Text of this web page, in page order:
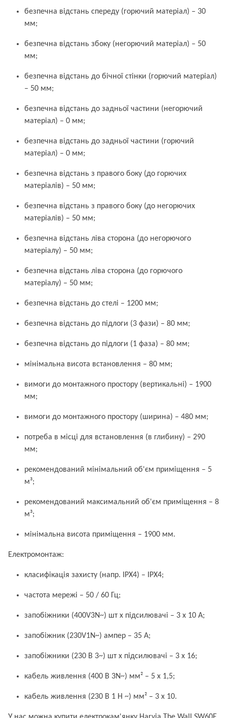
безпечна відстань спереду (горючий матеріал) – 30
мм;
безпечна відстань збоку (негорючий матеріал) – 50
мм;
безпечна відстань до бічної стінки (горючий матеріал)
– 50 мм;
безпечна відстань до задньої частини (негорючий
матеріал) – 0 мм;
безпечна відстань до задньої частини (горючий
матеріал) – 0 мм;
безпечна відстань з правого боку (до горючих
матеріалів) – 50 мм;
безпечна відстань з правого боку (до негорючих
матеріалів) – 50 мм;
безпечна відстань ліва сторона (до негорючого
матеріалу) – 50 мм;
безпечна відстань ліва сторона (до горючого
матеріалу) – 50 мм;
безпечна відстань до стелі – 1200 мм;
безпечна відстань до підлоги (3 фази) – 80 мм;
безпечна відстань до підлоги (1 фаза) – 80 мм;
мінімальна висота встановлення – 80 мм;
вимоги до монтажного простору (вертикальні) – 1900
мм;
вимоги до монтажного простору (ширина) – 480 мм;
потреба в місці для встановлення (в глибину) – 290
мм;
рекомендований мінімальний об'єм приміщення – 5
м³;
рекомендований максимальний об'єм приміщення – 8
м³;
мінімальна висота приміщення – 1900 мм.
Електромонтаж:
класифікація захисту (напр. IPX4) – IPX4;
частота мережі – 50 / 60 Гц;
запобіжники (400V3N~) шт х підсилювачі – 3 x 10 А;
запобіжник (230V1N~) ампер – 35 А;
запобіжники (230 В 3~) шт х підсилювачі – 3 x 16;
кабель живлення (400 В 3N~) мм² – 5 x 1,5;
кабель живлення (230 В 1 Н ~) мм² – 3 x 10.